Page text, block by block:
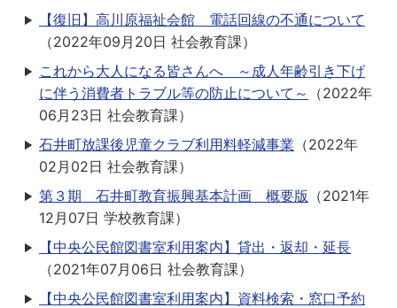
【復旧】高川原福祉会館 電話回線の不通について
（2022年09月20日 社会教育課）
これから大人になる皆さんへ ～成人年齢引き下げ
に伴う消費者トラブル等の防止について～
（2022年
06月23日 社会教育課）
石井町放課後児童クラブ利用料軽減事業 （2022年
02月02日 社会教育課）
第３期 石井町教育振興基本計画 概要版 （2021年
12月07日 学校教育課）
【中央公民館図書室利用案内】貸出・返却・延長
（2021年07月06日 社会教育課）
【中央公民館図書室利用案内】資料検索・窓口予約